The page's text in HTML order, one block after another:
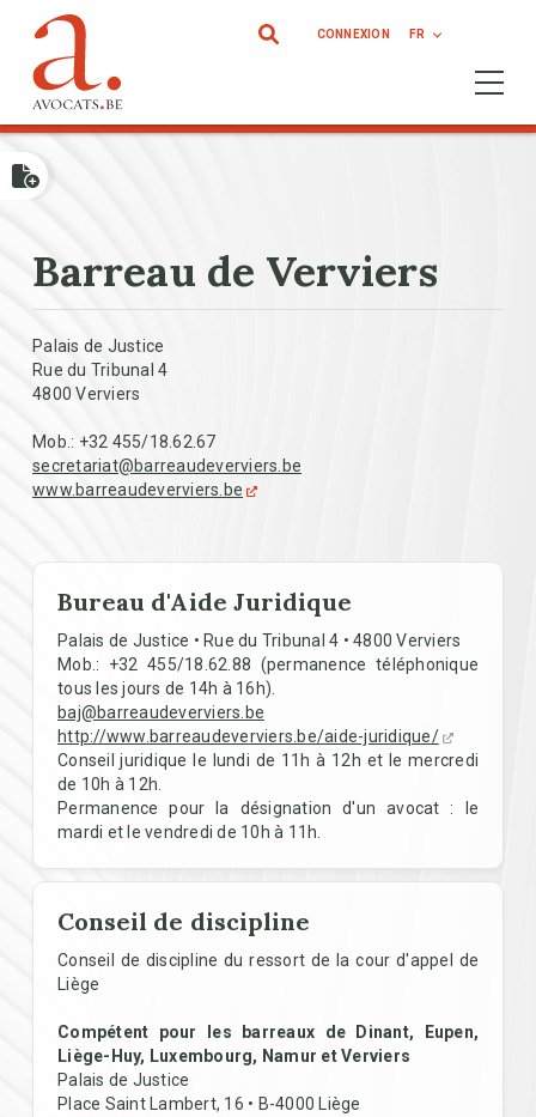
Aller au contenu principal
Ouvrir
CONNEXION FR
Barreau de Verviers
Palais de Justice
Rue du Tribunal 4
4800 Verviers
Mob.: +32 455/18.62.67
secretariat@barreaudeverviers.be
www.barreaudeverviers.be
Bureau d'Aide Juridique
Palais de Justice • Rue du Tribunal 4 • 4800 Verviers
Mob.: +32 455/18.62.88 (permanence téléphonique
tous les jours de 14h à 16h).
baj@barreaudeverviers.be
http://www.barreaudeverviers.be/aide-juridique/
Conseil juridique le lundi de 11h à 12h et le mercredi
de 10h à 12h.
Permanence pour la désignation d'un avocat : le
mardi et le vendredi de 10h à 11h.
Conseil de discipline
Conseil de discipline du ressort de la cour d'appel de
Liège
Compétent pour les barreaux de Dinant, Eupen,
Liège-Huy, Luxembourg, Namur et Verviers
Palais de Justice
Place Saint Lambert, 16 • B-4000 Liège